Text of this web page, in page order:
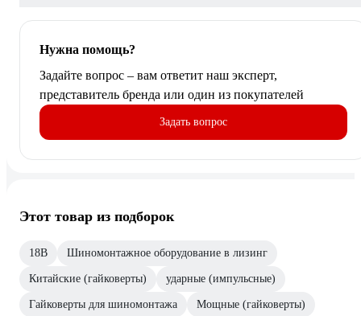
Нужна помощь?
Задайте вопрос – вам ответит наш эксперт,
представитель бренда или один из покупателей
Задать вопрос
Этот товар из подборок
18В Шиномонтажное оборудование в лизинг
Китайские (гайковерты) ударные (импульсные)
Гайковерты для шиномонтажа Мощные (гайковерты)